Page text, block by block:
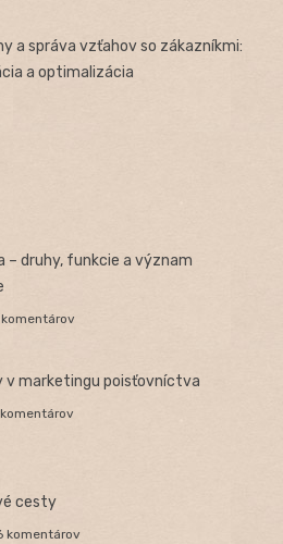
a správa vzťahov so zákazníkmi:
a optimalizácia
– druhy, funkcie a význam
komentárov
v marketingu poisťovníctva
cesty
komentárov